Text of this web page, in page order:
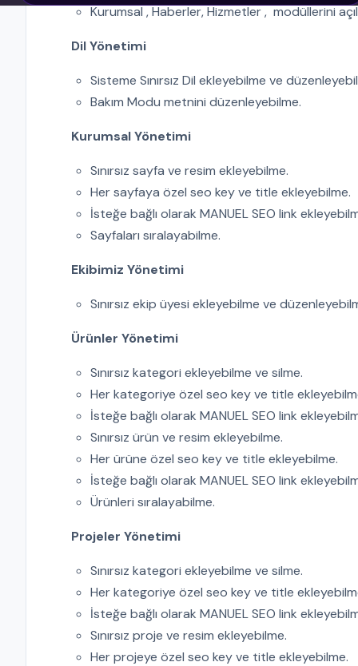
Kurumsal , Haberler, Hizmetler , modüllerini
Dil Yönetimi
Sisteme Sınırsız Dil ekleyebilme ve
Bakım Modu metnini düzenleyebilme.
Kurumsal Yönetimi
Sınırsız sayfa ve resim ekleyebilme.
Her sayfaya özel seo key ve title ekleyebilme.
İsteğe bağlı olarak MANUEL SEO link
Sayfaları sıralayabilme.
Ekibimiz Yönetimi
Sınırsız ekip üyesi ekleyebilme ve
Ürünler Yönetimi
Sınırsız kategori ekleyebilme ve silme.
Her kategoriye özel seo key ve title
İsteğe bağlı olarak MANUEL SEO link
Sınırsız ürün ve resim ekleyebilme.
Her ürüne özel seo key ve title ekleyebilme.
İsteğe bağlı olarak MANUEL SEO link
Ürünleri sıralayabilme.
Projeler Yönetimi
Sınırsız kategori ekleyebilme ve silme.
Her kategoriye özel seo key ve title
İsteğe bağlı olarak MANUEL SEO link
Sınırsız proje ve resim ekleyebilme.
Her projeye özel seo key ve title ekleyebilme.